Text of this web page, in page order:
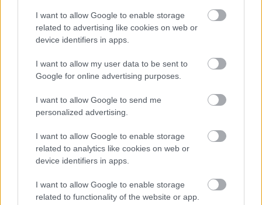
I want to allow Google to enable storage
related to advertising like cookies on web or
device identifiers in apps.
I want to allow my user data to be sent to
Google for online advertising purposes.
I want to allow Google to send me
personalized advertising.
I want to allow Google to enable storage
related to analytics like cookies on web or
device identifiers in apps.
I want to allow Google to enable storage
related to functionality of the website or app.
ΜΠΕΙΤΕ ΣΤΗ ΣΥΖΗΤΗΣΗ
Loading...